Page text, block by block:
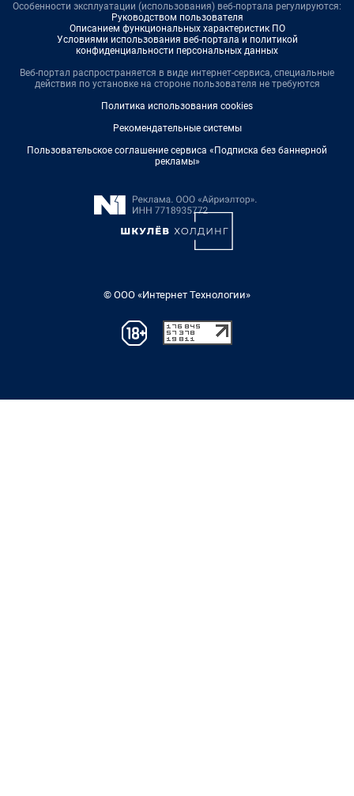
Особенности эксплуатации (использования) веб-портала регулируются:
Руководством пользователя
Описанием функциональных характеристик ПО
Условиями использования веб-портала и политикой
конфиденциальности персональных данных
Веб-портал распространяется в виде интернет-сервиса, специальные
действия по установке на стороне пользователя не требуются
Политика использования cookies
Рекомендательные системы
Пользовательское соглашение сервиса «Подписка без баннерной
рекламы»
© ООО «Интернет Технологии»